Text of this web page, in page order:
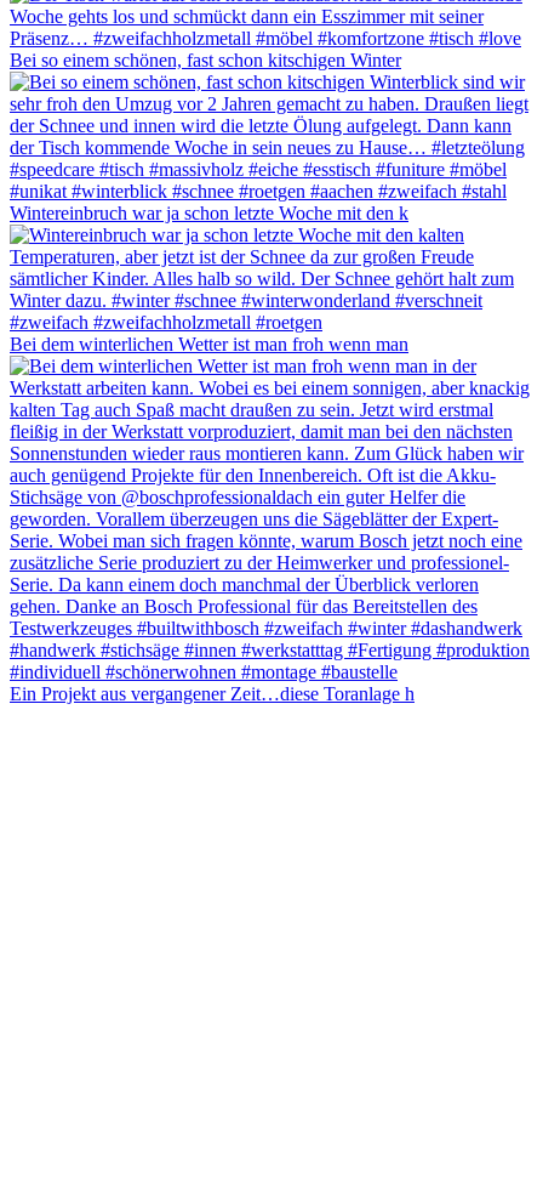
Bei so einem schönen, fast schon kitschigen Winter
Wintereinbruch war ja schon letzte Woche mit den k
Bei dem winterlichen Wetter ist man froh wenn man
Ein Projekt aus vergangener Zeit…diese Toranlage h